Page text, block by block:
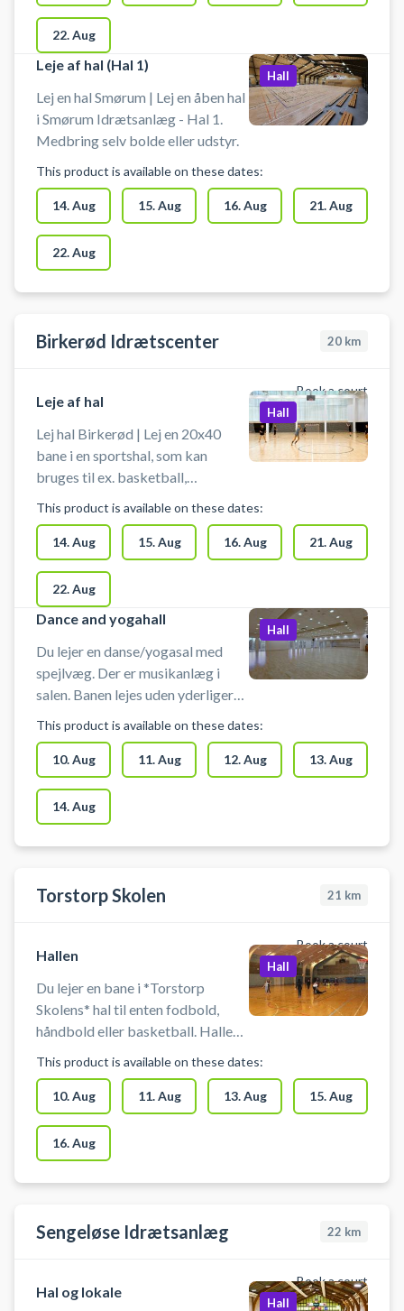
22. Aug
Leje af hal (Hal 1)
Lej en hal Smørum | Lej en åben hal
i Smørum Idrætsanlæg - Hal 1.
Medbring selv bolde eller udstyr.
Hall
This product is available on these dates:
14. Aug 15. Aug 16. Aug 21. Aug
22. Aug
Birkerød Idrætscenter 20 km
Book a court
Leje af hal
Lej hal Birkerød | Lej en 20x40
bane i en sportshal, som kan
bruges til ex. basketball,
andre bevægelsesaktiviteter.
Hallen lejes uden udstyr, så husk at
medbringe ketcher, bat og bolde
m.m. Der er mulighed for
omklædning og bad.
Hall
This product is available on these dates:
14. Aug 15. Aug 16. Aug 21. Aug
22. Aug
Dance and yogahall
Du lejer en danse/yogasal med
spejlvæg. Der er musikanlæg i
salen. Banen lejes uden yderligere
bold i salen. Der er mulighed for
omklædning og bad.
Hall
This product is available on these dates:
10. Aug 11. Aug 12. Aug 13. Aug
14. Aug
Torstorp Skolen 21 km
Book a court
Hallen
Du lejer en bane i *Torstorp
Skolens* hal til enten fodbold,
håndbold eller basketball. Hallen
benyttes til badminton. Der er net,
mål og kurve til rådighed. Der er
mulighed for omklædning og bad.
Hall
This product is available on these dates:
10. Aug 11. Aug 13. Aug 15. Aug
16. Aug
Sengeløse Idrætsanlæg 22 km
Book a court
Hal og lokale
Hall